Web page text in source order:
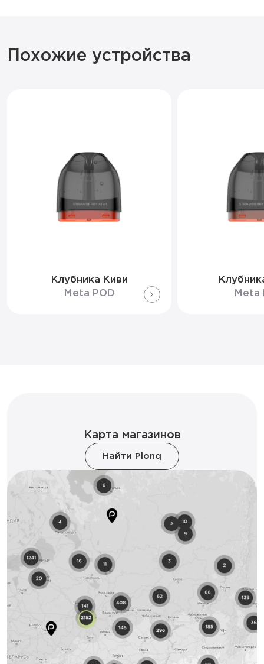
Похожие устройства
Клубника Киви
Meta POD
Meta
Карта магазинов
Найти Plonq